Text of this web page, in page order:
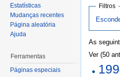
Filtros
As
Ver (50
Estatísticas
Mudanças recentes
Página aleatória
Ajuda
Ferramentas
Páginas especiais